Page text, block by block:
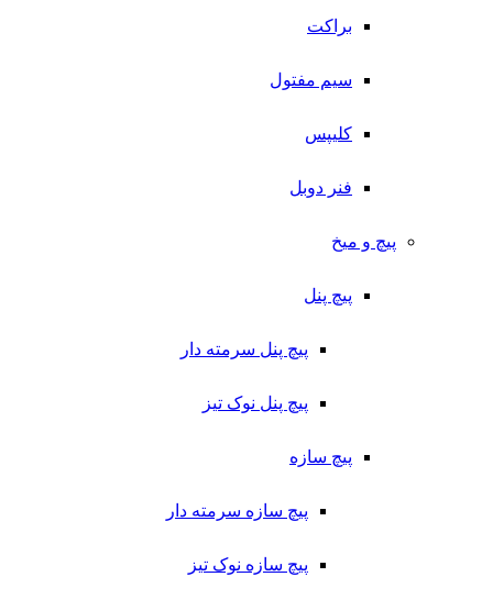
براکت
سیم مفتول
کلیپس
فنر دوبل
پیچ و میخ
پیچ پنل
پیچ پنل سرمته دار
پیچ پنل نوک تیز
پیچ سازه
پیچ سازه سرمته دار
پیچ سازه نوک تیز